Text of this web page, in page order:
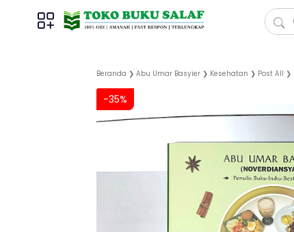
Beranda ❯ Abu Umar Basyier ❯ Kesehatan ❯ Post All ❯
-35%